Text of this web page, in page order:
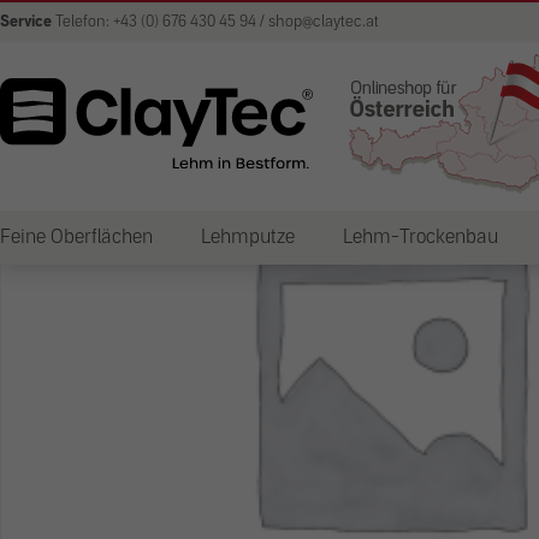
Service Telefon: +43 (0) 676 430 45 94 / shop@claytec.at
Feine Oberflächen Lehmputze Lehm-Trockenbau